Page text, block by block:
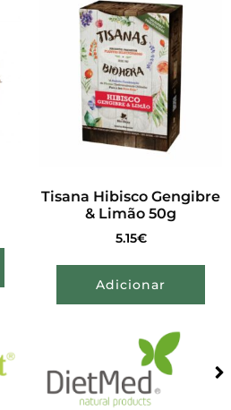
Tisana Hibisco Gengibre
& Limão 50g
5.15€
Adicionar